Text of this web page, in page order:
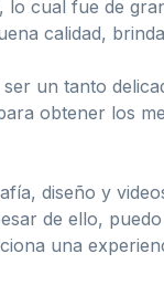
cual fue de
calidad,
un tanto
obtener los
diseño y
de ello,
una